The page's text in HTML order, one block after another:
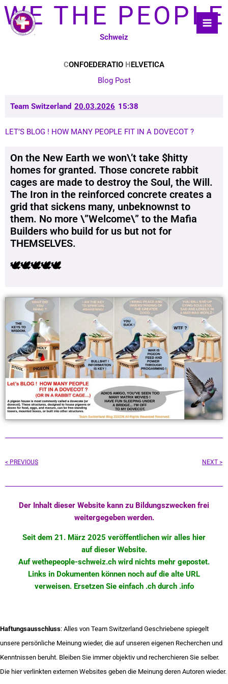
Skip
to
content
WE THE PEOPLE
Schweiz
CONFOEDERATIO HELVETICA
Blog Post
Team Switzerland 20.03.2026 15:38
LET’S BLOG ! HOW MANY PEOPLE FIT IN A DOVECOT ?
On the New Earth we won\’t take $hitty
homes for granted. Those concrete rabbit
cages are made to destroy the Soul, the Will.
The Iron in the reinforced concrete creates a
grid that sickens many, unbeknownst to
them. No more \”Welcome\” to the Mafia
Builders who build for us but not for
THEMSELVES.
🕊🕊🕊🕊🕊
Prev
< PREVIOUS NEXT >
Der Inhalt dieser Website kann zu Bildungszwecken frei
weitergegeben werden.
Seit dem 21. März 2025 veröffentlichen wir alles hier
auf dieser Website.
Auf wethepeople-schweiz.ch wird nichts mehr gepostet.
Links in Dokumenten können noch auf die alte URL
verweisen. Ersetzen Sie einfach .ch durch .info
Haftungsausschluss: Alles von Team Switzerland Geschriebene spiegelt
unsere persönliche Meinung wieder, die auf unseren eigenen Recherchen und
Kenntnissen beruht. Bleiben Sie immer objektiv und recherchieren Sie selber.
Die hier verlinkten externen Websites geben die Meinung deren Autoren wieder.